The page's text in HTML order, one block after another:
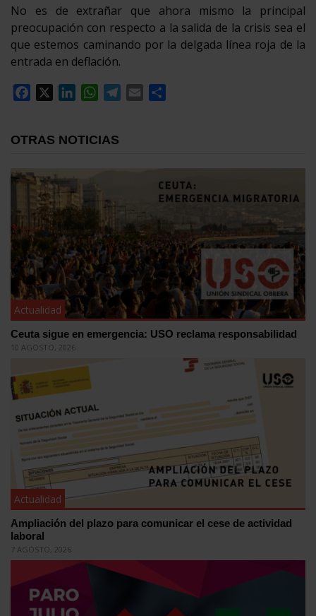
No es de extrañar que ahora mismo la principal
preocupación con respecto a la salida de la crisis sea el
que estemos caminando por la delgada línea roja de la
entrada en deflación.
Facebook
LinkedInWhatsApp
Telegram
Email
OTRAS NOTICIAS
Actualidad
Ceuta sigue en emergencia: USO reclama responsabilidad
10 AGOSTO, 2026
Actualidad
Ampliación del plazo para comunicar el cese de actividad
laboral
7 AGOSTO, 2026